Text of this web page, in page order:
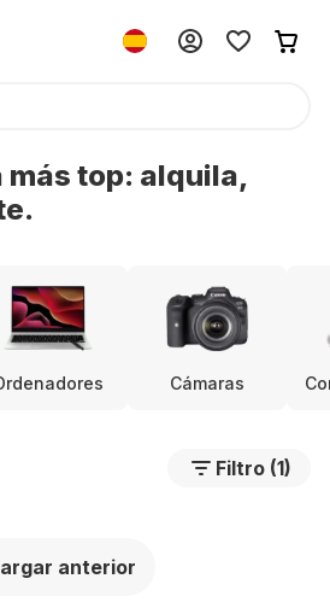
más top: alquila,
Cámaras
Filtro (1)
anterior